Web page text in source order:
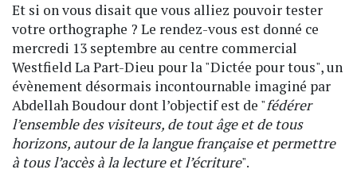
Et si on vous disait que vous alliez pouvoir tester
votre orthographe ? Le rendez-vous est donné ce
mercredi 13 septembre au centre commercial
Westfield La Part-Dieu pour la "Dictée pour tous", un
évènement désormais incontournable imaginé par
Abdellah Boudour dont l’objectif est de "fédérer
l’ensemble des visiteurs, de tout âge et de tous
horizons, autour de la langue française et permettre
à tous l’accès à la lecture et l’écriture".